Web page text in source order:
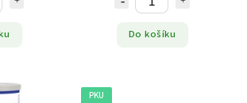
Do košíku
PKU